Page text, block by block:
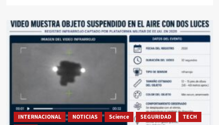
INTERNACIONAL NOTICIAS Science SEGURIDAD
TECH